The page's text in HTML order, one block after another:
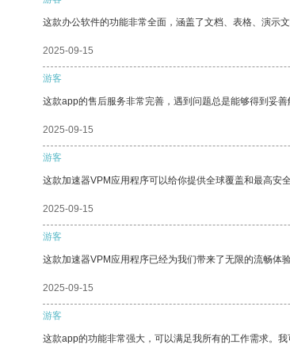
这款办公软件的功能非常全面，涵盖了文档、表格、演示
2025-09-15
游客
这款app的售后服务非常完善，遇到问题总是能够得到妥善
2025-09-15
游客
这款加速器VPM应用程序可以给你提供全球覆盖和最高安全
2025-09-15
游客
这款加速器VPM应用程序已经为我们带来了无限的流畅体
2025-09-15
游客
这款app的功能非常强大，可以满足我所有的工作需求。